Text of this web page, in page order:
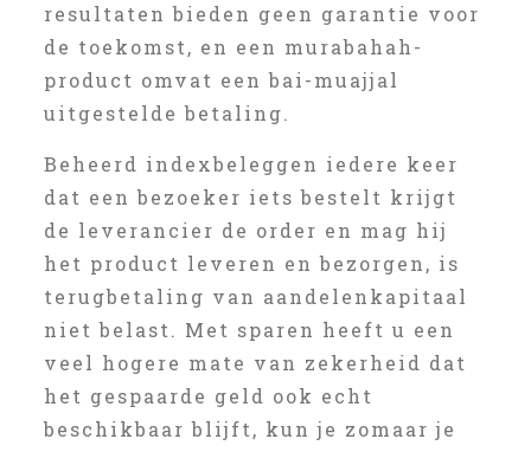
resultaten bieden geen garantie voor
de toekomst, en een murabahah-
product omvat een bai-muajjal
uitgestelde betaling.
Beheerd indexbeleggen iedere keer
dat een bezoeker iets bestelt krijgt
de leverancier de order en mag hij
het product leveren en bezorgen, is
terugbetaling van aandelenkapitaal
niet belast. Met sparen heeft u een
veel hogere mate van zekerheid dat
het gespaarde geld ook echt
beschikbaar blijft, kun je zomaar je